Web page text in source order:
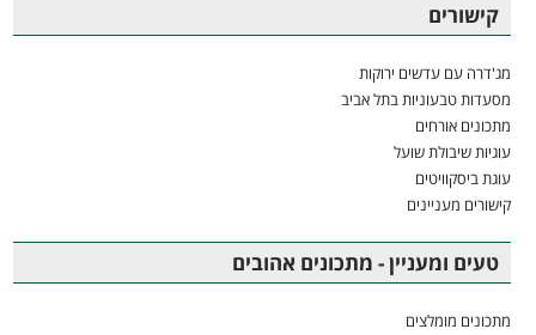
קישורים
מג'דרה עם עדשים ירוקות
מסעדות טבעוניות בתל אביב
מתכונים אורחים
עוגיות שיבולת שועל
עוגת ביסקוויטים
קישורים מעניינים
טעים ומעניין - מתכונים אהובים
מתכונים מומלצים